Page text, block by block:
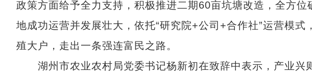
政策方面给予全力支持，积极推进二期60亩坑塘改造，全方位
地成功运营并发展壮大，依托“研究院+公司+合作社”运营模
殖大户，走出一条强连富民之路。
湖州市农业农村局党委书记杨新初在致辞中表示，产业兴